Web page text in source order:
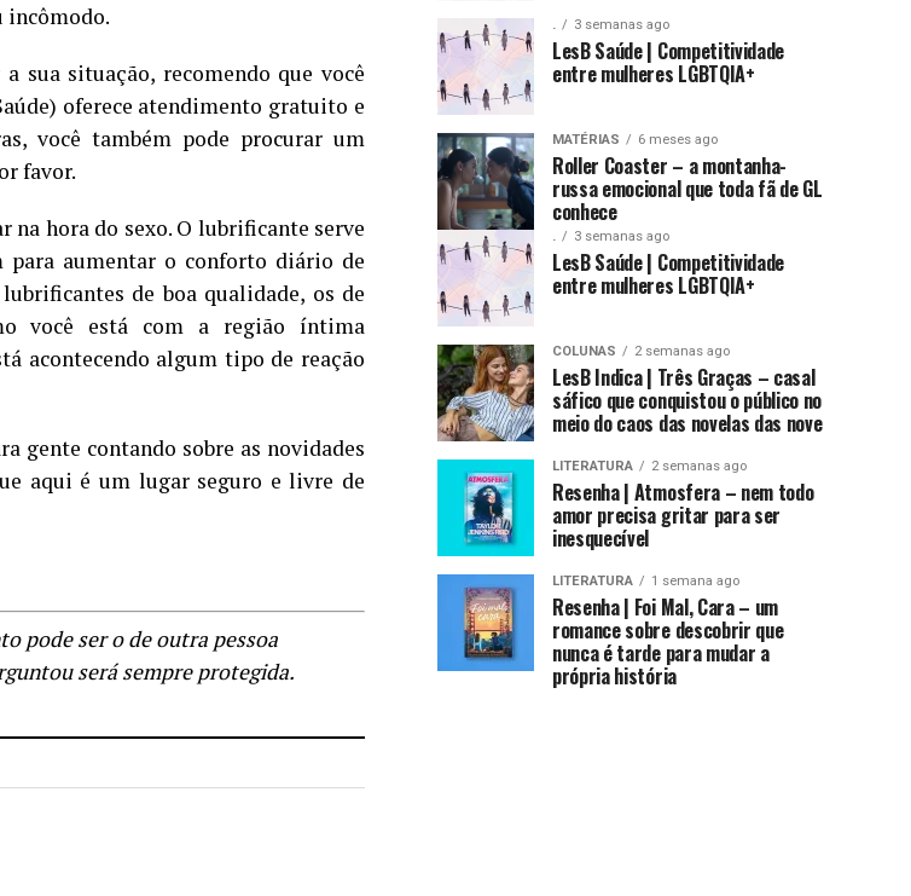
incômodo.
sua situação, recomendo que você
oferece atendimento gratuito e
você também pode procurar um
favor.
na hora do sexo. O lubrificante serve
aumentar o conforto diário de
de boa qualidade, os de
você está com a região íntima
acontecendo algum tipo de reação
gente contando sobre as novidades
aqui é um lugar seguro e livre de
pode ser o de outra pessoa
será sempre protegida.
. 3 semanas ago
LesB Saúde | Competitividade
entre mulheres LGBTQIA+
MATÉRIAS 6 meses ago
Roller Coaster – a montanha-
russa emocional que toda fã de GL
conhece
. 3 semanas ago
LesB Saúde | Competitividade
entre mulheres LGBTQIA+
COLUNAS 2 semanas ago
LesB Indica | Três Graças – casal
sáfico que conquistou o público no
meio do caos das novelas das nove
LITERATURA 2 semanas ago
Resenha | Atmosfera – nem todo
amor precisa gritar para ser
inesquecível
LITERATURA 1 semana ago
Resenha | Foi Mal, Cara – um
romance sobre descobrir que
nunca é tarde para mudar a
própria história